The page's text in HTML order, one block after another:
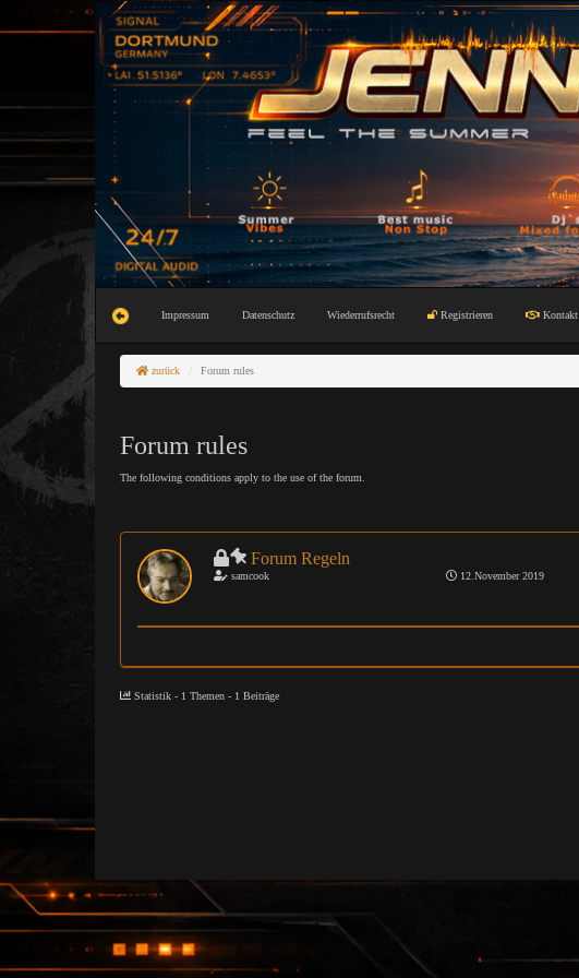
Impressum Datenschutz Wiederrufsrecht Registrieren Kontakt
zurück Forum rules
Forum rules
The following conditions apply to the use of the forum.
Forum Regeln
samcook 12.November 2019
Statistik - 1 Themen - 1 Beiträge